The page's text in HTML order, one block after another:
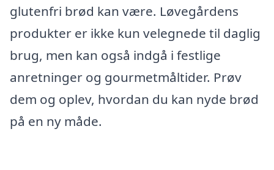
glutenfri brød kan være. Løvegårdens
produkter er ikke kun velegnede til daglig
brug, men kan også indgå i festlige
anretninger og gourmetmåltider. Prøv
dem og oplev, hvordan du kan nyde brød
på en ny måde.